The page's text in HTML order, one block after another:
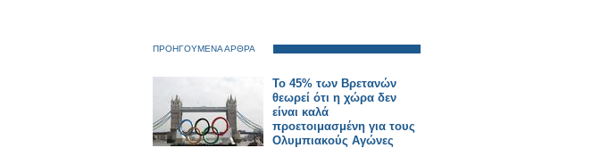
ΠΡΟΗΓΟΥΜΕΝΑ ΑΡΘΡΑ
Το 45% των Βρετανών
θεωρεί ότι η χώρα δεν
είναι καλά
προετοιμασμένη για τους
Ολυμπιακούς Αγώνες